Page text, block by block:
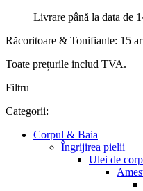
Livrare până la data de
Răcoritoare & Tonifiante: 15
Toate prețurile includ TVA.
Filtru
Categorii:
Corpul & Baia
Îngrijirea pielii
Ulei de